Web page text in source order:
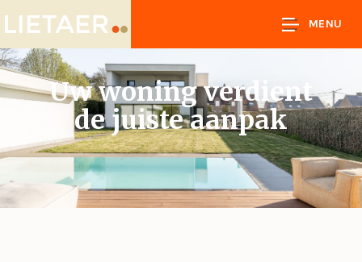
MENU
Uw woning verdient
de juiste aanpak